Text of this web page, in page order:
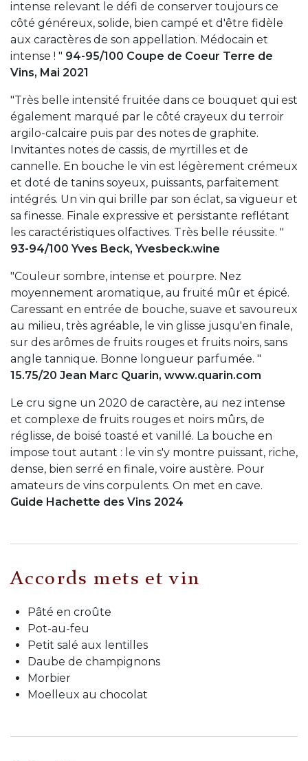
intense relevant le défi de conserver toujours ce
côté généreux, solide, bien campé et d'être fidèle
aux caractères de son appellation. Médocain et
intense ! " 94-95/100 Coupe de Coeur Terre de
Vins, Mai 2021
"Très belle intensité fruitée dans ce bouquet qui est
également marqué par le côté crayeux du terroir
argilo-calcaire puis par des notes de graphite.
Invitantes notes de cassis, de myrtilles et de
cannelle. En bouche le vin est légèrement crémeux
et doté de tanins soyeux, puissants, parfaitement
intégrés. Un vin qui brille par son éclat, sa vigueur et
sa finesse. Finale expressive et persistante reflétant
les caractéristiques olfactives. Très belle réussite. "
93-94/100 Yves Beck, Yvesbeck.wine
"Couleur sombre, intense et pourpre. Nez
moyennement aromatique, au fruité mûr et épicé.
Caressant en entrée de bouche, suave et savoureux
au milieu, très agréable, le vin glisse jusqu'en finale,
sur des arômes de fruits rouges et fruits noirs, sans
angle tannique. Bonne longueur parfumée. "
15.75/20 Jean Marc Quarin, www.quarin.com
Le cru signe un 2020 de caractère, au nez intense
et complexe de fruits rouges et noirs mûrs, de
réglisse, de boisé toasté et vanillé. La bouche en
impose tout autant : le vin s'y montre puissant, riche,
dense, bien serré en finale, voire austère. Pour
amateurs de vins corpulents. On met en cave.
Guide Hachette des Vins 2024
Accords mets et vin
Pâté en croûte
Pot-au-feu
Petit salé aux lentilles
Daube de champignons
Morbier
Moelleux au chocolat